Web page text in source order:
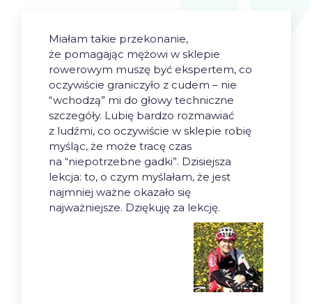
Miałam takie przekonanie,
że pomagając mężowi w sklepie
rowerowym muszę być ekspertem, co
oczywiście graniczyło z cudem – nie
“wchodzą” mi do głowy techniczne
szczegóły. Lubię bardzo rozmawiać
z ludźmi, co oczywiście w sklepie robię
myśląc, że może tracę czas
na “niepotrzebne gadki”. Dzisiejsza
lekcja: to, o czym myślałam, że jest
najmniej ważne okazało się
najważniejsze. Dziękuję za lekcję.